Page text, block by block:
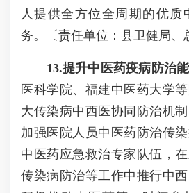
人提供全方位全周期的优质
务。〔责任单位：县卫健局、
13.提升中医药疫病防治能
医科学院、福建中医药大学
大传染病中西医协同防治机
加强医院人员中医药防治传
中医药应急救治专家队伍，
传染病防治等工作中推行中西